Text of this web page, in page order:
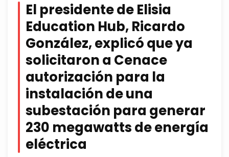
El presidente de Elisia
Education Hub, Ricardo
González, explicó que ya
solicitaron a Cenace
autorización para la
instalación de una
subestación para generar
230 megawatts de energía
eléctrica